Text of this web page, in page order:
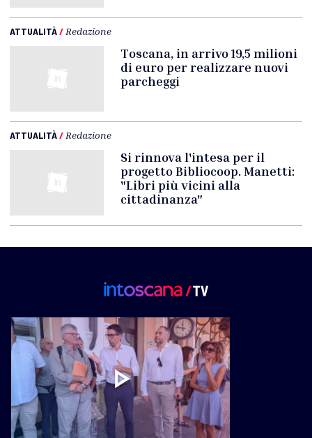
ATTUALITÀ/ Redazione
Toscana, in arrivo 19,5 milioni
di euro per realizzare nuovi
parcheggi
ATTUALITÀ/ Redazione
Si rinnova l'intesa per il
progetto Bibliocoop. Manetti:
"Libri più vicini alla
cittadinanza"